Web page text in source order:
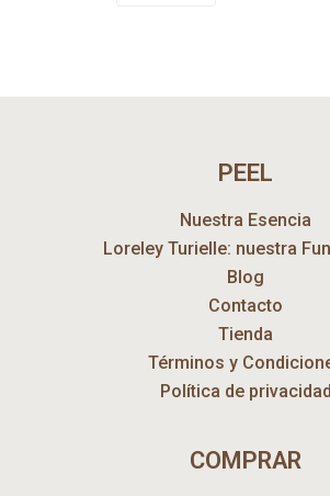
PEEL
Nuestra Esencia
Loreley Turielle: nuestra
Blog
Contacto
Tienda
Términos y
Política de privacidad
COMPRAR